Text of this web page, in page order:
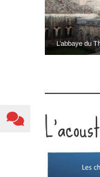
L’abbaye du